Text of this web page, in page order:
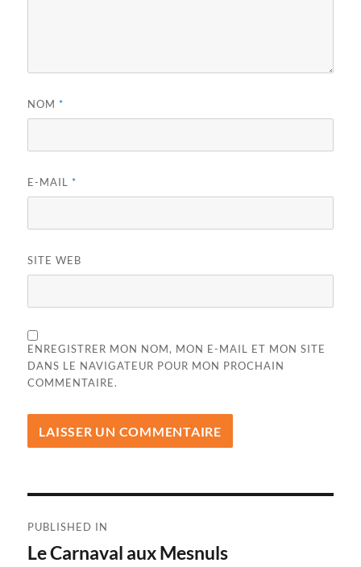
NOM*
E-MAIL*
SITE WEB
ENREGISTRER MON NOM, MON E-MAIL ET MON SITE
DANS LE NAVIGATEUR POUR MON PROCHAIN
COMMENTAIRE.
de
PUBLISHED IN
Le Carnaval aux Mesnuls